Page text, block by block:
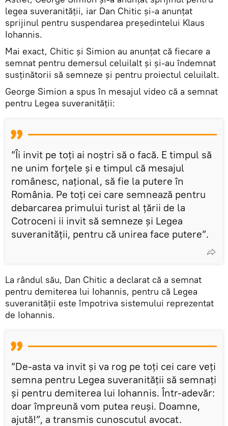
legea suveranității, iar Dan Chitic și-a anunțat
sprijinul pentru suspendarea președintelui Klaus
Iohannis.
Mai exact, Chitic și Simion au anunțat că fiecare a
semnat pentru demersul celuilalt și și-au îndemnat
susținătorii să semneze și pentru proiectul celuilalt.
George Simion a spus în mesajul video că a semnat
pentru Legea suveranității:
”Îi invit pe toți ai noștri să o facă. E timpul să
ne unim forțele și e timpul că mesajul
românesc, național, să fie la putere în
România. Pe toți cei care semnează pentru
debarcarea primului turist al țării de la
Cotroceni ii invit să semneze și Legea
suveranității, pentru că unirea face putere”.
La rândul său, Dan Chitic a declarat că a semnat
pentru demiterea lui Iohannis, pentru că Legea
suveranității este împotriva sistemului reprezentat
de Iohannis.
”De-asta va invit și va rog pe toți cei care veți
semna pentru Legea suveranității să semnați
și pentru demiterea lui Iohannis. Într-adevăr:
doar împreună vom putea reuși. Doamne,
ajută!”, a transmis cunoscutul avocat.